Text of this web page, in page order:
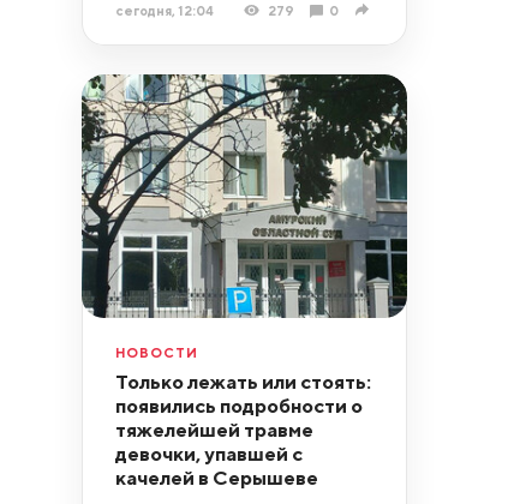
сегодня, 12:04 279 0
НОВОСТИ
Только лежать или стоять:
появились подробности о
тяжелейшей травме
девочки, упавшей с
качелей в Серышеве